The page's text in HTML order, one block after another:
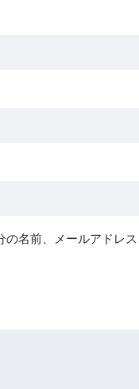
名前、メールアドレス